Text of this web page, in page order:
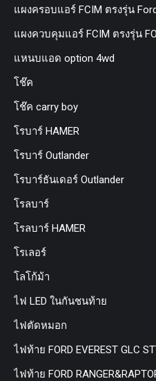
แผงครอบแอร์ FCIM ตรงรุ่น
แผงควบคุมแอร์ FCIM ตรงรุ่น
แหนบแอด option 4wd
โช๊ค
โช๊ค carry boy
โรบาร์ HAMER
โรบาร์ Outlander
โรบาร์ธันเดอร์ Outlander
โรลบาร์
โรลบาร์ HAMER
โรเลอร์
โลโก้ม้า
ไฟ LED ในกันชนท้าย
ไฟตัดหมอก
ไฟท้าย FORD EVEREST GLC
ไฟท้าย FORD